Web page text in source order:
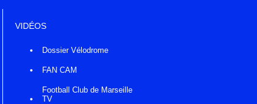
VIDÉOS
Dossier Vélodrome
FAN CAM
Football Club de Marseille
TV